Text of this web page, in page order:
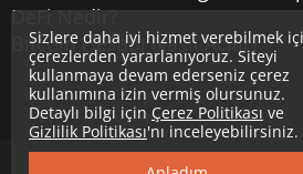
DeFi Nedir?
Bitcoin Hesabı Nasıl Açılır?
Uzmancoin
Sizlere daha iyi hizmet verebilmek
çerezlerden yararlanıyoruz. Siteyi
kullanmaya devam ederseniz çerez
kullanımına izin vermiş olursunuz.
Detaylı bilgi için Çerez Politikası ve
Gizlilik Politikası'nı inceleyebilirsiniz.